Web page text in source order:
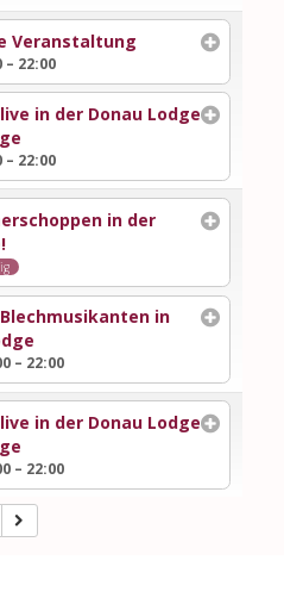
Veranstaltung
– 22:00
in der Donau Lodge
– 22:00
in der
in
– 22:00
in der Donau Lodge
– 22:00